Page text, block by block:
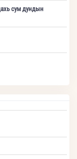
сум дундын